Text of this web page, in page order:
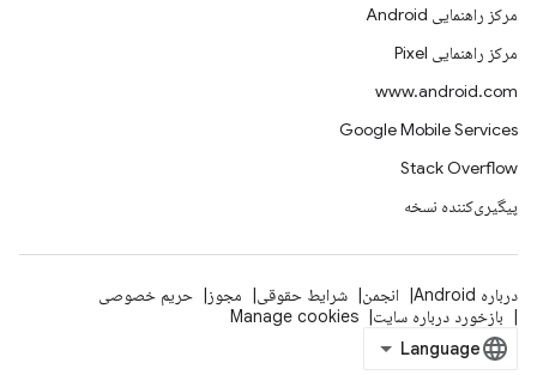
مرکز راهنمایی Android
مرکز راهنمایی Pixel
www.android.com
Google Mobile Services
Stack Overflow
پیگیری‌کننده نسخه
درباره Android انجمن شرایط حقوقی مجوز
حریم خصوصی
بازخورد درباره سایت
Manage cookies